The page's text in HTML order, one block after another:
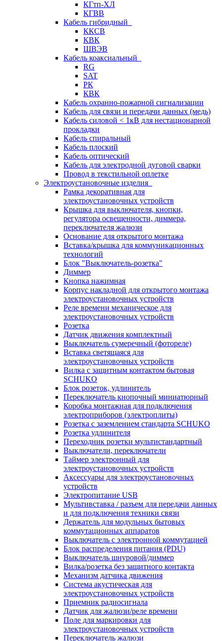
КГтп-ХЛ
КГВВ
Кабель гибридный
ККСВ
КВК
ШВЭВ
Кабель коаксиальный
RG
SAT
РК
КВК
Кабель охранно-пожарной сигнализации
Кабель для связи и передачи данных (медь)
Кабель силовой < 1кВ для нестационарной
прокладки
Кабель спиральный
Кабель плоский
Кабель оптический
Кабель для электродной дуговой сварки
Провод в текстильной оплетке
Электроустановочные изделия
Рамка декоративная для
электроустановочных устройств
Крышка для выключателя, кнопки,
регулятора освещенности, диммера,
переключателя жалюзи
Основание для открытого монтажа
Вставка/крышка для коммуникационных
технологий
Блок "Выключатель-розетка"
Диммер
Кнопка нажимная
Корпус накладной для открытого монтажа
электроустановочных устройств
Реле времени механическое для
электроустановочных устройств
Розетка
Датчик движения комплектный
Выключатель сумеречный (фотореле)
Вставка светящаяся для
электроустановочных устройств
Вилка с защитным контактом бытовая
SCHUKO
Блок розеток, удлинитель
Переключатель кнопочный миниатюрный
Коробка монтажная для подключения
электроприборов (электроплиты)
Розетка с заземлением стандарта SCHUKO
Розетка удлинителя
Переходник розетки мультистандартный
Выключатели, переключатели
Таймер электронный для
электроустановочных устройств
Аксессуары для электроустановочных
устройств
Электропитание USB
Мультивставка / разъем для передачи данных
и для подключения техники связи
Держатель для модульных бытовых
коммутационных аппаратов
Выключатель с электронной коммутацией
Блок распределения питания (PDU)
Выключатель шнуровой/диммер
Вилка/розетка без защитного контакта
Механизм датчика движения
Система акустическая для
электроустановочных устройств
Приемник радиосигнала
Датчик для жалюзи/реле времени
Поле для маркировки для
электроустановочных устройств
Переключатель жалюзи